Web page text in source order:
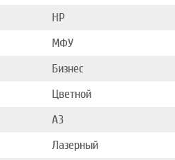
HP
МФУ
Бизнес
Цветной
A3
Лазерный